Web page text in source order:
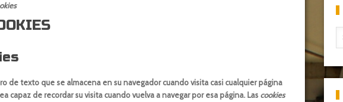
de texto que se almacena en su navegador cuando visita casi cualquier página
capaz de recordar su visita cuando vuelva a navegar por esa página. Las cookies